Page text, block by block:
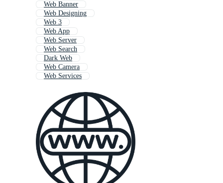
Web Banner
Web Designing
Web 3
Web App
Web Server
Web Search
Dark Web
Web Camera
Web Services